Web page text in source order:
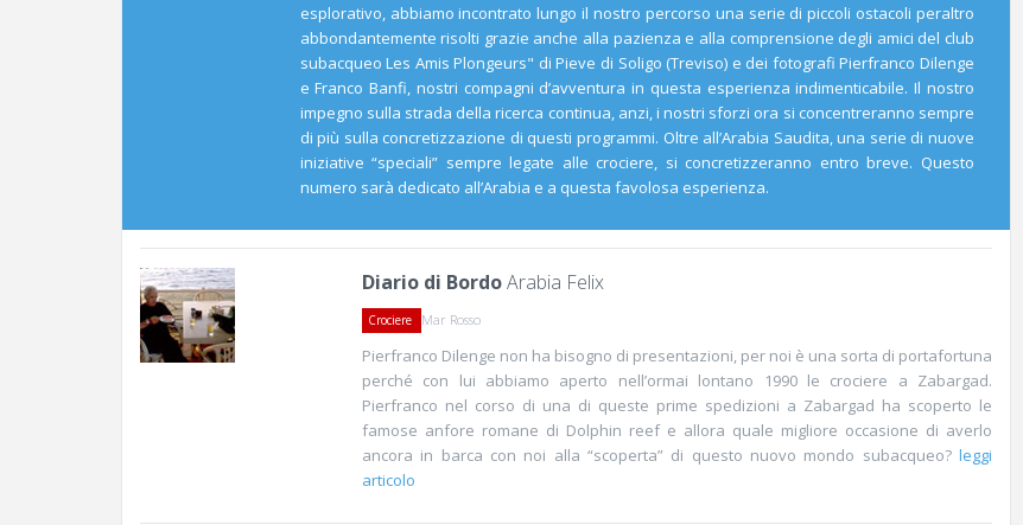
esplorativo, abbiamo incontrato lungo il nostro percorso una serie di piccoli ostacoli peraltro
abbondantemente risolti grazie anche alla pazienza e alla comprensione degli amici del club
subacqueo Les Amis Plongeurs" di Pieve di Soligo (Treviso) e dei fotografi Pierfranco Dilenge
e Franco Banfi, nostri compagni d’avventura in questa esperienza indimenticabile. Il nostro
impegno sulla strada della ricerca continua, anzi, i nostri sforzi ora si concentreranno sempre
di più sulla concretizzazione di questi programmi. Oltre all’Arabia Saudita, una serie di nuove
iniziative “speciali” sempre legate alle crociere, si concretizzeranno entro breve. Questo
numero sarà dedicato all’Arabia e a questa favolosa esperienza.
Diario di BordoArabia Felix
Crociere Mar Rosso
Pierfranco Dilenge non ha bisogno di presentazioni, per noi è una sorta di portafortuna
perché con lui abbiamo aperto nell’ormai lontano 1990 le crociere a Zabargad.
Pierfranco nel corso di una di queste prime spedizioni a Zabargad ha scoperto le
famose anfore romane di Dolphin reef e allora quale migliore occasione di averlo
ancora in barca con noi alla “scoperta” di questo nuovo mondo subacqueo? leggi
articolo